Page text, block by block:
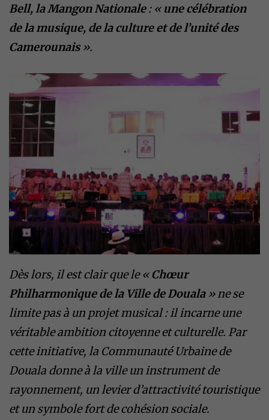
Bell, la Mangon Nationale: « une célébration
de la musique, de la culture et de l’unité des
Camerounais».
Dès lors, il est clair que le «Chœur
Philharmonique de la Ville de Douala» ne se
limite pas à un projet musical : il incarne une
véritable ambition citoyenne et culturelle. Par
cette initiative, la Communauté Urbaine de
Douala donne à la ville un instrument de
rayonnement, un levier d’attractivité touristique
et un symbole fort de cohésion sociale.